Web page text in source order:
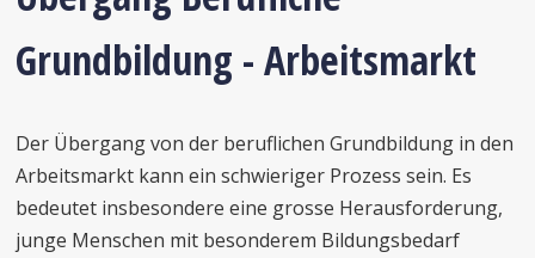
Grundbildung - Arbeitsmarkt
Der Übergang von der beruflichen Grundbildung in den
Arbeitsmarkt kann ein schwieriger Prozess sein. Es
bedeutet insbesondere eine grosse Herausforderung,
junge Menschen mit besonderem Bildungsbedarf